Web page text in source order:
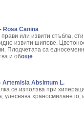
Rosa Canina
прави или извити стъбла,
извити шипове.
Плодчетата са
и обоще
Artemisia Absintum L.
се използва при
улеснява